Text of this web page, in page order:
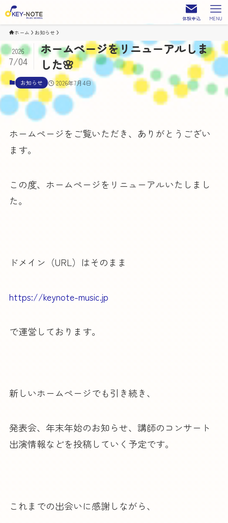
体験申込 MENU
ホーム お知らせ
ホームページをリニューアルしま
した🌸
2026
7/04
お知らせ 2026年7月4日
ホームページをご覧いただき、ありがとうござい
ます。
この度、ホームページをリニューアルいたしまし
た。
ドメイン（URL）はそのまま
https://keynote-music.jp
で運営しております。
新しいホームページでも引き続き、
発表会、年末年始のお知らせ、講師のコンサート
出演情報などを投稿していく予定です。
これまでの出会いに感謝しながら、